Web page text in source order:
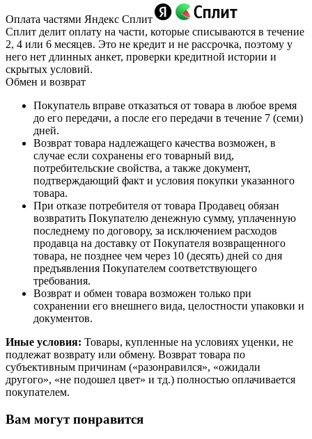
Оплата частями Яндекс Сплит
Сплит делит оплату на части, которые списываются в течение
2, 4 или 6 месяцев. Это не кредит и не рассрочка, поэтому у
него нет длинных анкет, проверки кредитной истории и
скрытых условий.
Обмен и возврат
Покупатель вправе отказаться от товара в любое время
до его передачи, а после его передачи в течение 7 (семи)
дней.
Возврат товара надлежащего качества возможен, в
случае если сохранены его товарный вид,
потребительские свойства, а также документ,
подтверждающий факт и условия покупки указанного
товара.
При отказе потребителя от товара Продавец обязан
возвратить Покупателю денежную сумму, уплаченную
последнему по договору, за исключением расходов
продавца на доставку от Покупателя возвращенного
товара, не позднее чем через 10 (десять) дней со дня
предъявления Покупателем соответствующего
требования.
Возврат и обмен товара возможен только при
сохранении его внешнего вида, целостности упаковки и
документов.
Иные условия: Товары, купленные на условиях уценки, не
подлежат возврату или обмену. Возврат товара по
субъективным причинам («разонравился», «ожидали
другого», «не подошел цвет» и тд.) полностью оплачивается
покупателем.
Вам могут понравится